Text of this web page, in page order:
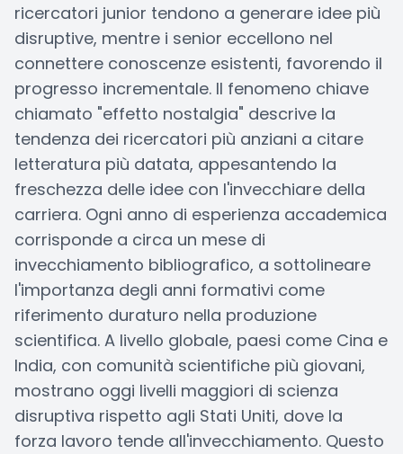
ricercatori junior tendono a generare idee più
disruptive, mentre i senior eccellono nel
connettere conoscenze esistenti, favorendo il
progresso incrementale. Il fenomeno chiave
chiamato "effetto nostalgia" descrive la
tendenza dei ricercatori più anziani a citare
letteratura più datata, appesantendo la
freschezza delle idee con l'invecchiare della
carriera. Ogni anno di esperienza accademica
corrisponde a circa un mese di
invecchiamento bibliografico, a sottolineare
l'importanza degli anni formativi come
riferimento duraturo nella produzione
scientifica. A livello globale, paesi come Cina e
India, con comunità scientifiche più giovani,
mostrano oggi livelli maggiori di scienza
disruptiva rispetto agli Stati Uniti, dove la
forza lavoro tende all'invecchiamento. Questo